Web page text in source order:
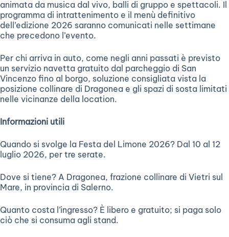
animata da musica dal vivo, balli di gruppo e spettacoli. Il
programma di intrattenimento e il menù definitivo
dell’edizione 2026 saranno comunicati nelle settimane
che precedono l’evento.
Per chi arriva in auto, come negli anni passati è previsto
un servizio navetta gratuito dal parcheggio di San
Vincenzo fino al borgo, soluzione consigliata vista la
posizione collinare di Dragonea e gli spazi di sosta limitati
nelle vicinanze della location.
Informazioni utili
Quando si svolge la Festa del Limone 2026? Dal 10 al 12
luglio 2026, per tre serate.
Dove si tiene? A Dragonea, frazione collinare di Vietri sul
Mare, in provincia di Salerno.
Quanto costa l’ingresso? È libero e gratuito; si paga solo
ciò che si consuma agli stand.